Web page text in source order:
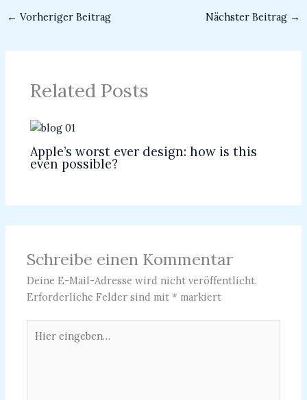
← Vorheriger Beitrag Nächster Beitrag →
Related Posts
Apple’s worst ever design: how is this
even possible?
Schreibe einen Kommentar
Deine E-Mail-Adresse wird nicht veröffentlicht.
Erforderliche Felder sind mit* markiert
eingeben…